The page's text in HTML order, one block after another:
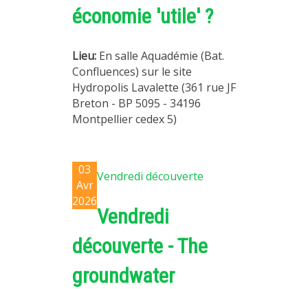
économie 'utile' ?
Lieu: En salle Aquadémie (Bat.
Confluences) sur le site
Hydropolis Lavalette (361 rue JF
Breton - BP 5095 - 34196
Montpellier cedex 5)
03
Avr
2026
Vendredi découverte
Vendredi
découverte - The
groundwater